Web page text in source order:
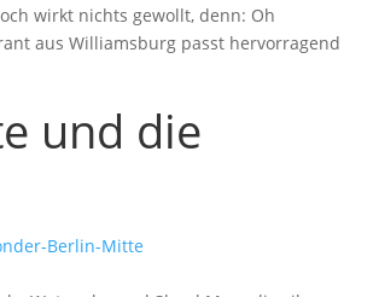
wirkt nichts gewollt, denn: Oh
aus Williamsburg passt hervorragend
und die